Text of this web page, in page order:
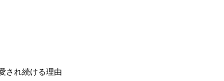
され続ける理由